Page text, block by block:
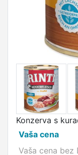
Konzerva s
Vaša cena
Vaša cena bez